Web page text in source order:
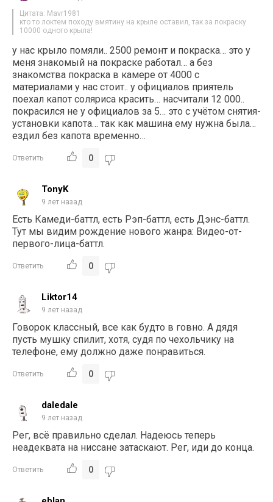
Цитата: Mavr1981
кто то локтем походу вмятину на крыле оставил, так за покраску
10000 одного крыла!
у нас крыло помяли.. 2500 ремонт и покраска… это у
меня знакомый на покраске работал… а без
знакомства покраска в камере от 4000 с
материалами у нас стоит.. у официалов приятель
поехал капот соляриса красить… насчитали 12 000..
покрасился не у официалов за 5… это с учётом снятия-
установки капота… так как машина ему нужна была…
ездил без капота временно…
Ответить 0
TonyK
9 лет назад
Есть Камеди-баттл, есть Рэп-баттл, есть Дэнс-баттл.
Тут мы видим рождение нового жанра: Видео-от-
первого-лица-баттл.
Ответить 0
Liktor14
9 лет назад
Говорок классный, все как будто в гoвнo. А дядя
пусть мушку спилит, хотя, судя по чехольчику на
телефоне, ему должно даже понравиться.
Ответить 0
daledale
9 лет назад
Рег, всё правильно сделал. Надеюсь теперь
неадеквата на ниссане затаскают. Рег, иди до конца.
Ответить 0